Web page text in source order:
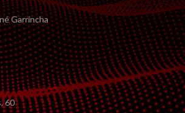
Garrincha
60